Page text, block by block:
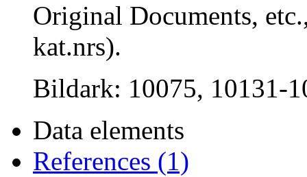
Original Documents,
kat.nrs).
Bildark: 10075, 10131-
Data elements
References (1)